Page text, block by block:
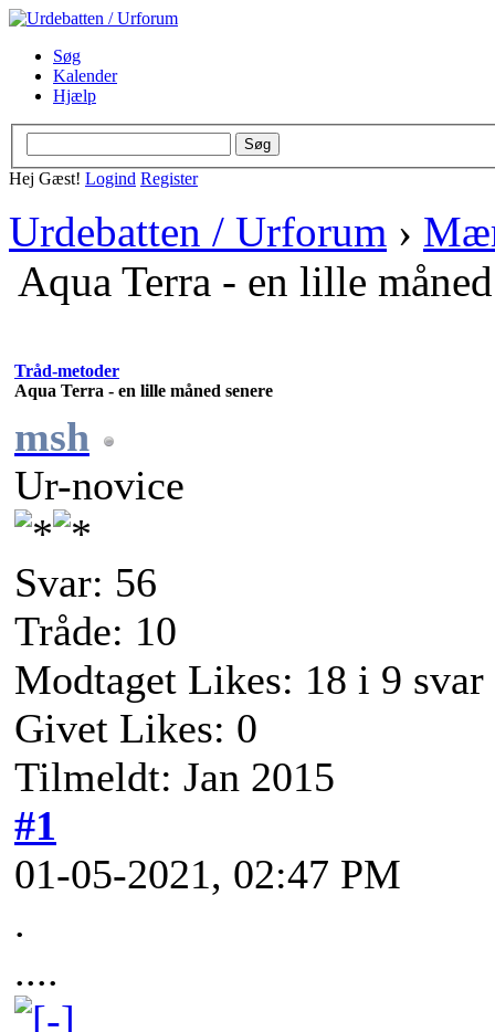
Søg
Kalender
Hjælp
Hej Gæst! Logind Register
Urdebatten / Urforum ›
Aqua Terra - en lille
Tråd-metoder
Aqua Terra - en lille måned senere
msh
Ur-novice
Svar: 56
Tråde: 10
Modtaget Likes: 18 i 9 svar
Givet Likes: 0
Tilmeldt: Jan 2015
#1
01-05-2021, 02:47 PM
.
....